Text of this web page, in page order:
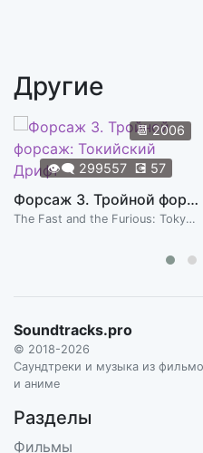
Dangerous Feelings
Hang On
MAHUIA BRIDGMAN-
Mother&rsquo;s Milk
MAHUIA BRIDGMAN-
Maude&rsquo;s Legacy
Другие
📆2006
👁️‍🗨️ 299557 💽 57
Форсаж 3. Тройной форсаж: Токийский Дрифт
The Fast and the Furious: Tokyo Drift
Soundtracks.pro
© 2018-2026
Саундтреки и музыка из
и аниме
Разделы
Фильмы